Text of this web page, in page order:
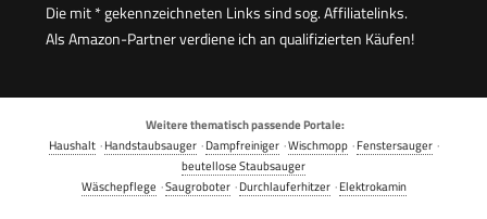
Die mit * gekennzeichneten Links sind sog. Affiliatelinks.
Als Amazon-Partner verdiene ich an qualifizierten Käufen!
Weitere thematisch passende Portale:
Haushalt·Handstaubsauger·Dampfreiniger·Wischmopp·Fenstersauger·
beutellose Staubsauger
Wäschepflege ·Saugroboter·Durchlauferhitzer·Elektrokamin